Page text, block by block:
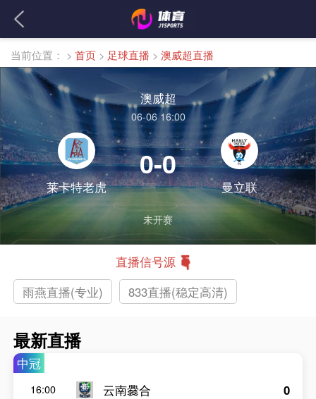
当前位置： > 首页 > 足球直播 > 澳威超直播
澳威超
06-06 16:00
莱卡特老虎
0-0
曼立联
未开赛
直播信号源
雨燕直播(专业)
833直播(稳定高清)
最新直播
中冠
16:00
云南爨合
0